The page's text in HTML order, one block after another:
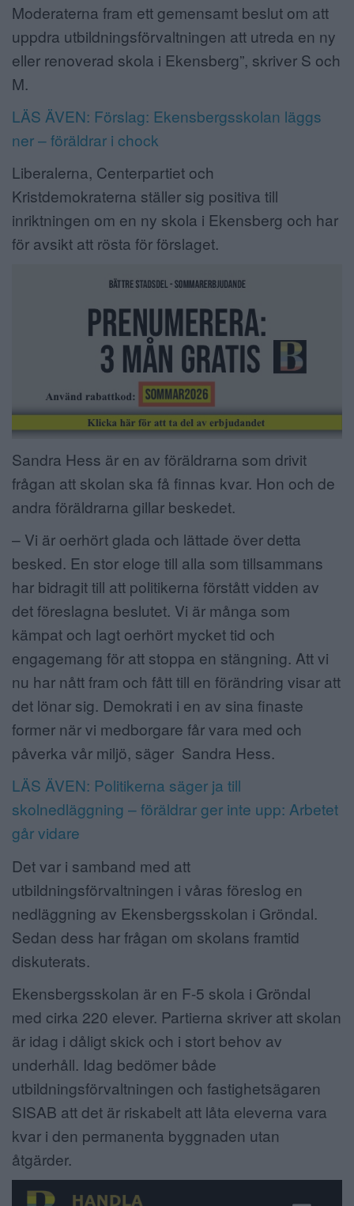
Moderaterna fram ett gemensamt beslut om att
uppdra utbildningsförvaltningen att utreda en ny
eller renoverad skola i Ekensberg”, skriver S och
M.
LÄS ÄVEN: Förslag: Ekensbergsskolan läggs
ner – föräldrar i chock
Liberalerna, Centerpartiet och
Kristdemokraterna ställer sig positiva till
inriktningen om en ny skola i Ekensberg och har
för avsikt att rösta för förslaget.
Sandra Hess är en av föräldrarna som drivit
frågan att skolan ska få finnas kvar. Hon och de
andra föräldrarna gillar beskedet.
– Vi är oerhört glada och lättade över detta
besked. En stor eloge till alla som tillsammans
har bidragit till att politikerna förstått vidden av
det föreslagna beslutet. Vi är många som
kämpat och lagt oerhört mycket tid och
engagemang för att stoppa en stängning. Att vi
nu har nått fram och fått till en förändring visar att
det lönar sig. Demokrati i en av sina finaste
former när vi medborgare får vara med och
påverka vår miljö, säger Sandra Hess.
LÄS ÄVEN: Politikerna säger ja till
skolnedläggning – föräldrar ger inte upp: Arbetet
går vidare
Det var i samband med att
utbildningsförvaltningen i våras föreslog en
nedläggning av Ekensbergsskolan i Gröndal.
Sedan dess har frågan om skolans framtid
diskuterats.
Ekensbergsskolan är en F-5 skola i Gröndal
med cirka 220 elever. Partierna skriver att skolan
är idag i dåligt skick och i stort behov av
underhåll. Idag bedömer både
utbildningsförvaltningen och fastighetsägaren
SISAB att det är riskabelt att låta eleverna vara
kvar i den permanenta byggnaden utan
åtgärder.